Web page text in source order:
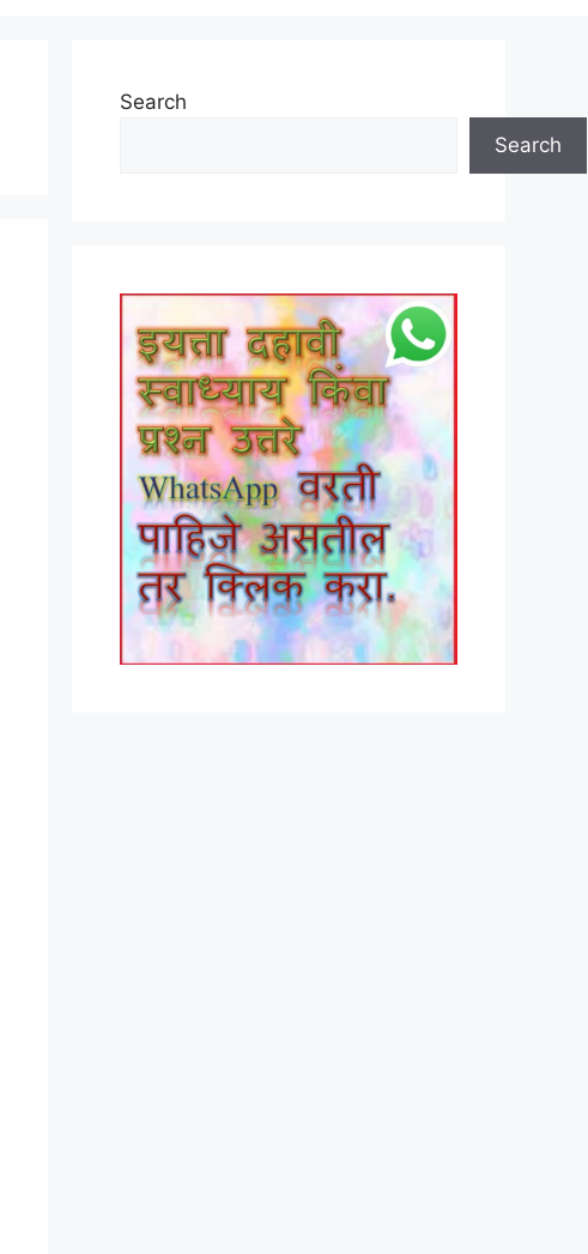
Search
Search